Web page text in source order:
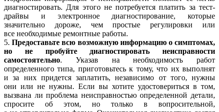
диагностировать. Для этого не потребуется платить за тест-
драйвы и электронное диагностирование, которые
значительно дороже, чем простые регулировки или
все необходимые ремонтные работы.
5.Предоставьте всю возможную информацию о симптомах,
но не пробуйте диагностировать неисправности
самостоятельно. Указав на необходимость работ
определенного типа, приготовьтесь к тому, что их выполнят
и за них придется заплатить, независимо от того, нужны
они или не нужны. Если вы хотите удостовериться в том,
вызвана ли проблема неисправностью определенной детали,
спросите об этом, но только в вопросительной,